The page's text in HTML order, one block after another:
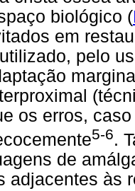
biológico (
em
pelo
os erros,
5-6.
de
adjacentes às